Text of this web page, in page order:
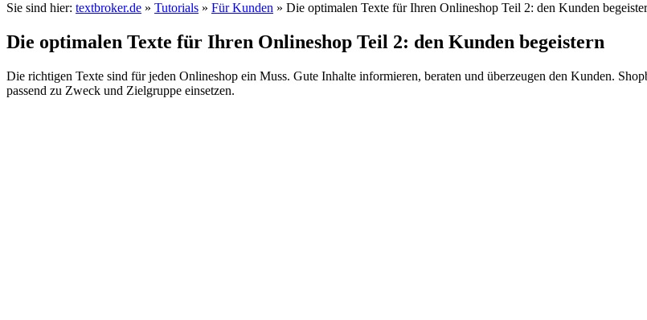
Sie sind hier: textbroker.de » Tutorials » Für Kunden » Die optimalen Texte für Ihren Onlineshop Teil 2: den Kunden
Die optimalen Texte für Ihren Onlineshop Teil 2: den Kunden begeistern
Die richtigen Texte sind für jeden Onlineshop ein Muss. Gute Inhalte informieren, beraten und überzeugen den Kunden.
passend zu Zweck und Zielgruppe einsetzen.